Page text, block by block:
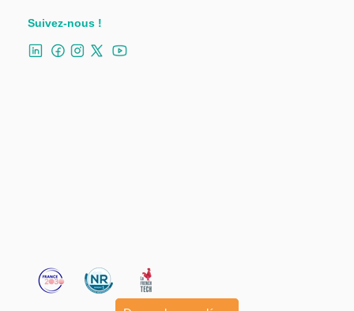
Suivez-nous !